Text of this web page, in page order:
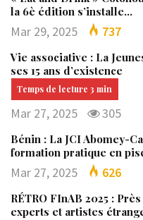
la 6è édition s’installe…
Mar 29, 2025 737
Vie associative : La
ses 15 ans d’existence
Mar 27, 2025 305
Bénin : La JCI Abomey-
formation pratique en
Mar 27, 2025 626
RÉTRO FInAB 2025 :
experts et artistes